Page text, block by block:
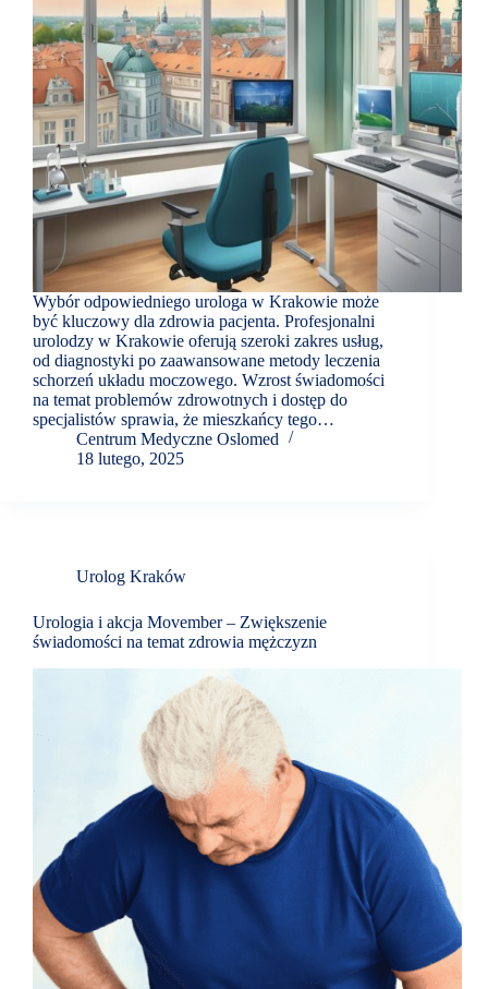
Wybór odpowiedniego urologa w Krakowie może
być kluczowy dla zdrowia pacjenta. Profesjonalni
urolodzy w Krakowie oferują szeroki zakres usług,
od diagnostyki po zaawansowane metody leczenia
schorzeń układu moczowego. Wzrost świadomości
na temat problemów zdrowotnych i dostęp do
specjalistów sprawia, że mieszkańcy tego…
Centrum Medyczne Oslomed
18 lutego, 2025
Urolog Kraków
Urologia i akcja Movember – Zwiększenie
świadomości na temat zdrowia mężczyzn